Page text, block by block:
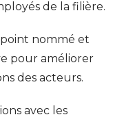
de la filière.
point nommé et
pour améliorer
des acteurs.
avec les